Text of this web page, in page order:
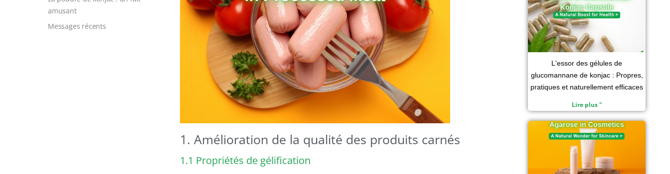
amusant
Messages récents
1. Amélioration de la qualité des produits carnés
1.1 Propriétés de gélification
L'essor des gélules de
glucomannane de konjac : Propres,
pratiques et naturellement efficaces
Lire plus "